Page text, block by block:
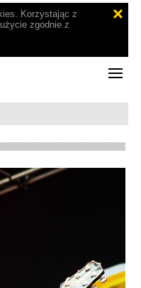
Korzystając z
zgodnie z